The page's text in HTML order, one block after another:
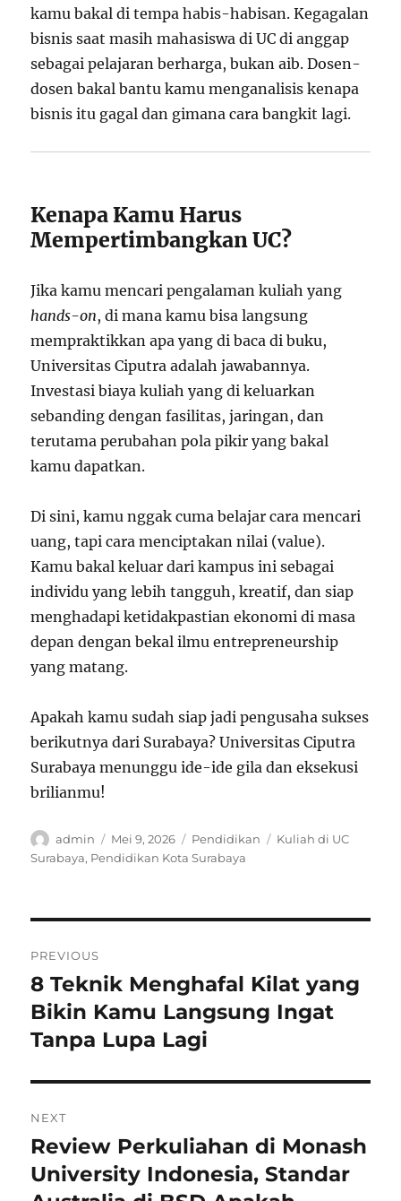
kamu bakal di tempa habis-habisan. Kegagalan
bisnis saat masih mahasiswa di UC di anggap
sebagai pelajaran berharga, bukan aib. Dosen-
dosen bakal bantu kamu menganalisis kenapa
bisnis itu gagal dan gimana cara bangkit lagi.
Kenapa Kamu Harus
Mempertimbangkan UC?
Jika kamu mencari pengalaman kuliah yang
hands-on, di mana kamu bisa langsung
mempraktikkan apa yang di baca di buku,
Universitas Ciputra adalah jawabannya.
Investasi biaya kuliah yang di keluarkan
sebanding dengan fasilitas, jaringan, dan
terutama perubahan pola pikir yang bakal
kamu dapatkan.
Di sini, kamu nggak cuma belajar cara mencari
uang, tapi cara menciptakan nilai (value).
Kamu bakal keluar dari kampus ini sebagai
individu yang lebih tangguh, kreatif, dan siap
menghadapi ketidakpastian ekonomi di masa
depan dengan bekal ilmu entrepreneurship
yang matang.
Apakah kamu sudah siap jadi pengusaha sukses
berikutnya dari Surabaya? Universitas Ciputra
Surabaya menunggu ide-ide gila dan eksekusi
brilianmu!
Author
admin
Posted
on
Mei 9, 2026 Categories
Pendidikan Tags
Kuliah di UC
Surabaya, Pendidikan Kota Surabaya
pos
PREVIOUS
Previous
post:
8 Teknik Menghafal Kilat yang
Bikin Kamu Langsung Ingat
Tanpa Lupa Lagi
NEXT
Next
post:
Review Perkuliahan di Monash
University Indonesia, Standar